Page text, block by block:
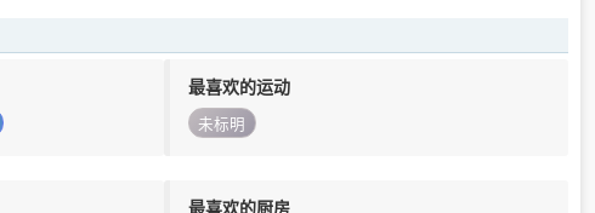
最喜欢的运动
未标明
最喜欢的厨房